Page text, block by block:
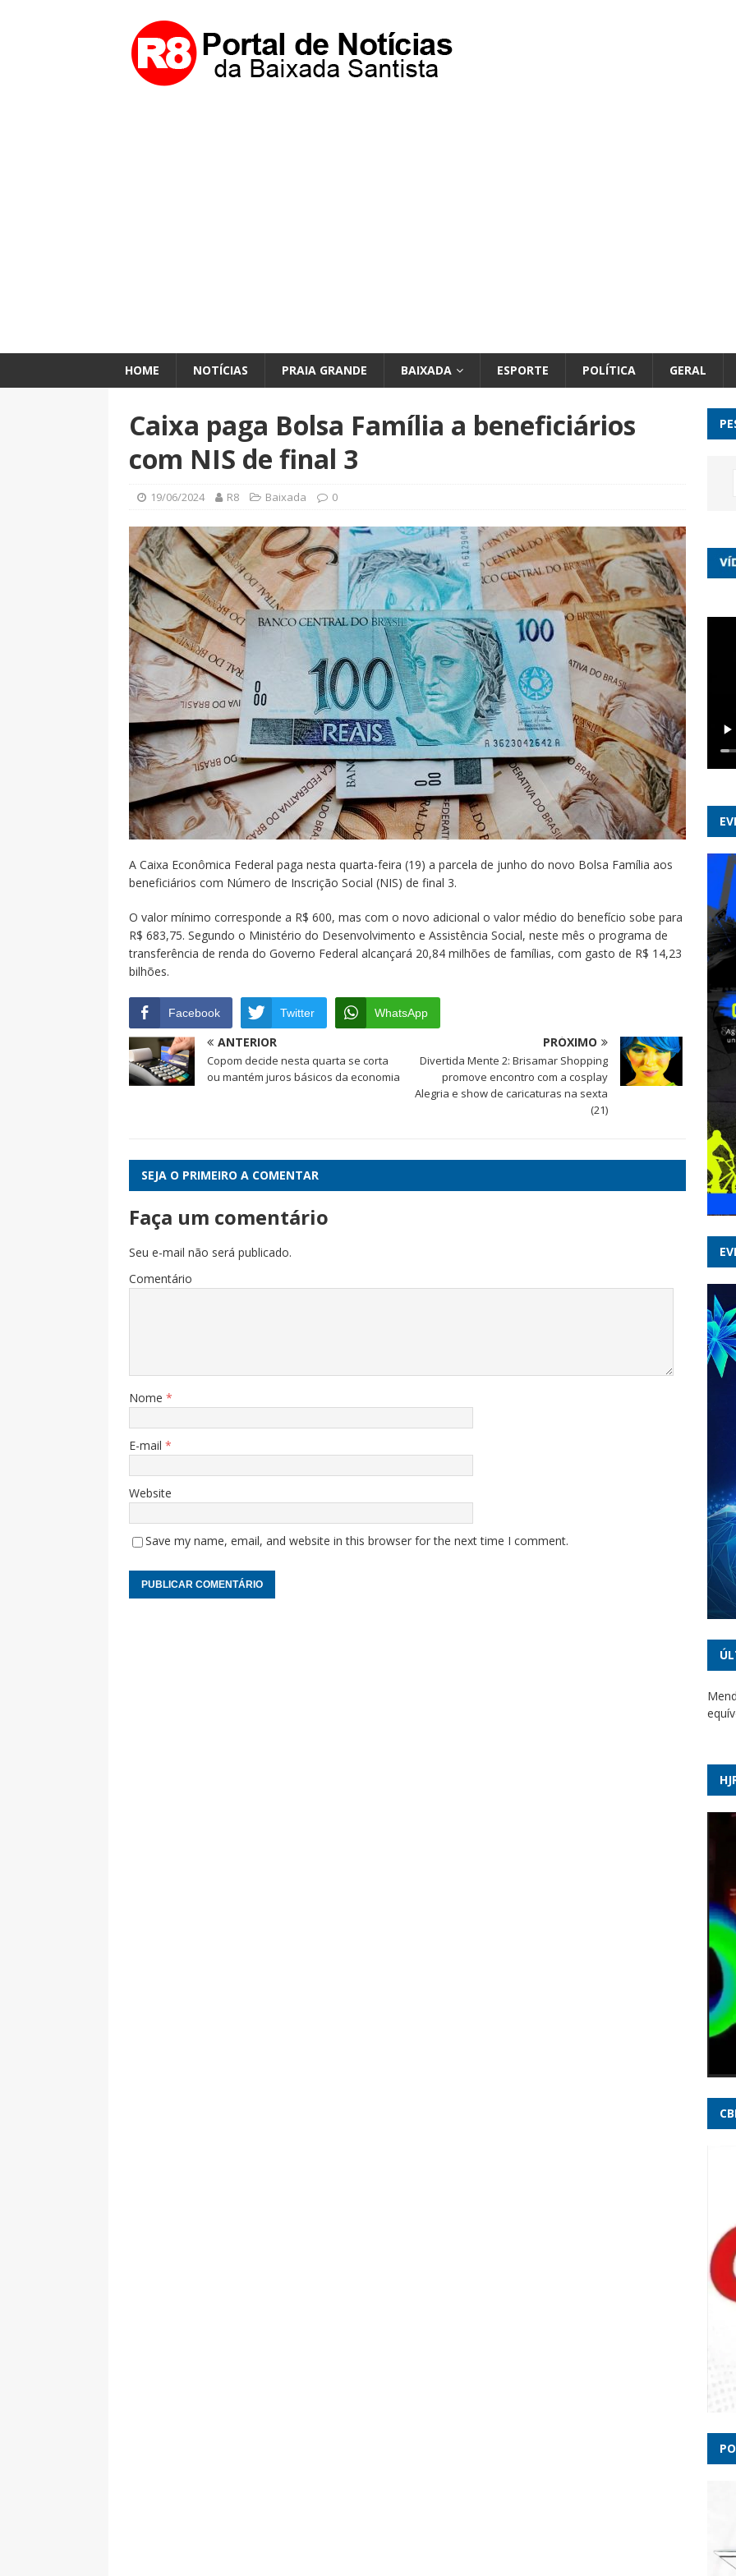
HOME NOTÍCIAS PRAIA GRANDE BAIXADA ESPORTE POLÍTICA GERAL
Caixa paga Bolsa Família a beneficiários
com NIS de final 3
19/06/2024 R8 Baixada 0
A Caixa Econômica Federal paga nesta quarta-feira (19) a parcela de junho do novo Bolsa Família aos
beneficiários com Número de Inscrição Social (NIS) de final 3.
O valor mínimo corresponde a R$ 600, mas com o novo adicional o valor médio do benefício sobe para
R$ 683,75. Segundo o Ministério do Desenvolvimento e Assistência Social, neste mês o programa de
transferência de renda do Governo Federal alcançará 20,84 milhões de famílias, com gasto de R$ 14,23
bilhões.
Facebook Twitter WhatsApp
ANTERIOR
Copom decide nesta quarta se corta
ou mantém juros básicos da economia
PRÓXIMO
Divertida Mente 2: Brisamar Shopping
promove encontro com a cosplay
Alegria e show de caricaturas na sexta
(21)
SEJA O PRIMEIRO A COMENTAR
Faça um comentário
Seu e-mail não será publicado.
Comentário
Nome *
E-mail *
Website
Save my name, email, and website in this browser for the next time I comment.
Ex-
e